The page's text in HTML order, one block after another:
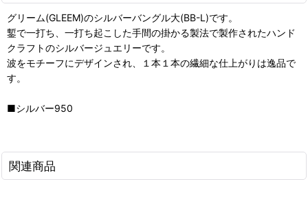
グリーム(GLEEM)のシルバーバングル大(BB-L)です。
鏨で一打ち、一打ち起こした手間の掛かる製法で製作されたハンド
クラフトのシルバージュエリーです。
波をモチーフにデザインされ、１本１本の繊細な仕上がりは逸品で
す。
■シルバー950
関連商品